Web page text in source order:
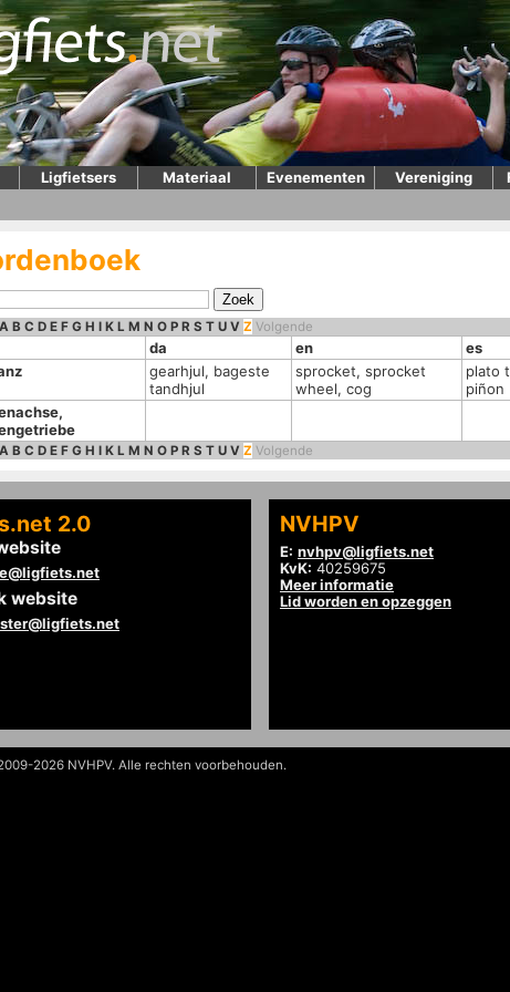
Ligfietsers Materiaal Evenementen Vereniging
A B C D E F G H I K L M N O P R S T U V Z Volgende
da en es
gearhjul, bageste
tandhjul
sprocket, sprocket
wheel, cog
plato
piñon
A B C D E F G H I K L M N O P R S T U V Z Volgende
2.0
website
NVHPV
E: nvhpv@ligfiets.net
KvK: 40259675
Meer informatie
Lid worden en opzeggen
2026 NVHPV. Alle rechten voorbehouden.